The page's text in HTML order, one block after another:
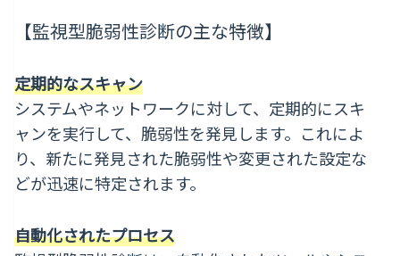
【監視型脆弱性診断の主な特徴】
定期的なスキャン
システムやネットワークに対して、定期的にスキ
ャンを実行して、脆弱性を発見します。これによ
り、新たに発見された脆弱性や変更された設定な
どが迅速に特定されます。
自動化されたプロセス